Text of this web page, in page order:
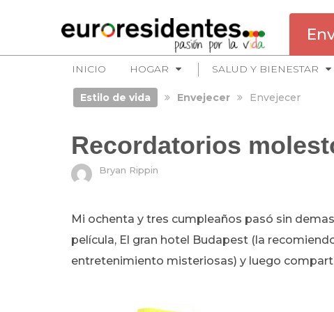
INICIO HOGAR SALUD Y BIENESTAR
Estilo de vida Envejecer Envejecer
Recordatorios
Bryan Rippin
Mi ochenta y tres cumpleaños pasó sin
película, El gran hotel Budapest (la
entretenimiento misteriosas) y luego